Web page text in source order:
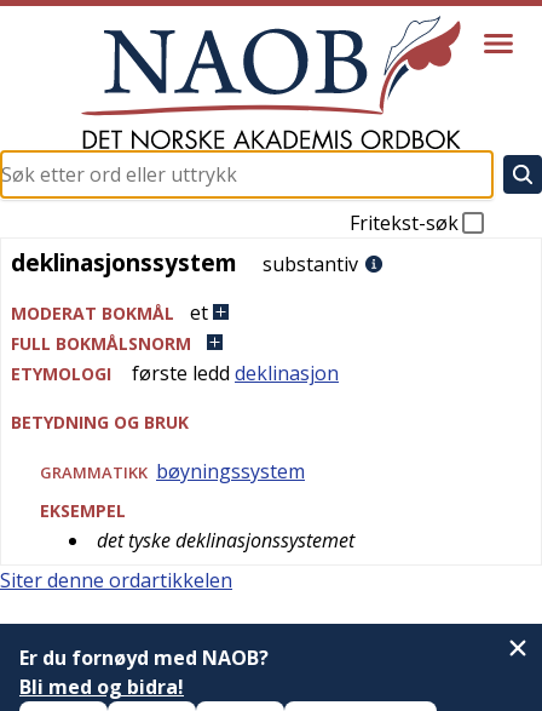
Fritekst-søk
deklinasjonssystem
deklinasjonssystem substantiv
MODERAT BOKMÅL et
FULL BOKMÅLSNORM
ETYMOLOGI
første ledd deklinasjon
BETYDNING OG BRUK
GRAMMATIKK bøyningssystem
EKSEMPEL
det tyske deklinasjonssystemet
Siter denne ordartikkelen
Er du fornøyd med NAOB?
Bli med og bidra!